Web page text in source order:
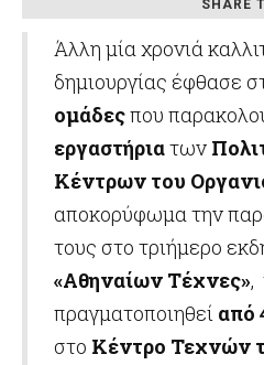
SHARE
Άλλη μία χρονιά
δημιουργίας έφθασε
ομάδεςπου
εργαστήριατων
Κέντρων του
αποκορύφωμα την
τους στο τριήμερο
«Αθηναίων Τέχνες»,
πραγματοποιηθεί από
στο Κέντρο Τεχνών